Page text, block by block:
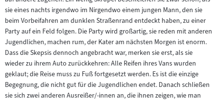
sie eines nachts irgendwo im Nirgendwo einem jungen Mann, den sie
beim Vorbeifahren am dunklen Straßenrand entdeckt haben, zu einer
Party auf ein Feld folgen. Die Party wird großartig, sie reden mit anderen
Jugendlichen, machen rum, der Kater am nächsten Morgen ist enorm.
Dass die Skepsis dennoch angebracht war, merken sie erst, als sie
wieder zu ihrem Auto zurückkehren: Alle Reifen ihres Vans wurden
geklaut; die Reise muss zu Fuß fortgesetzt werden. Es ist die einzige
Begegnung, die nicht gut für die Jugendlichen endet. Danach schließen
sie sich zwei anderen Ausreißer/-innen an, die ihnen zeigen, wie man